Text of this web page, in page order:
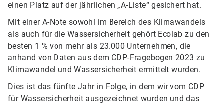
einen Platz auf der jährlichen „A-Liste“ gesichert hat.
Mit einer A-Note sowohl im Bereich des Klimawandels
als auch für die Wassersicherheit gehört Ecolab zu den
besten 1 % von mehr als 23.000 Unternehmen, die
anhand von Daten aus dem CDP-Fragebogen 2023 zu
Klimawandel und Wassersicherheit ermittelt wurden.
Dies ist das fünfte Jahr in Folge, in dem wir vom CDP
für Wassersicherheit ausgezeichnet wurden und das